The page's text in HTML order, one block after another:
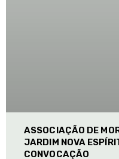
ASSOCIAÇÃO DE
JARDIM NOVA
CONVOCAÇÃO